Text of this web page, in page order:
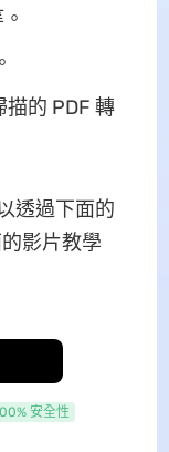
的 PDF 轉
透過下面的
影片教學
安全性